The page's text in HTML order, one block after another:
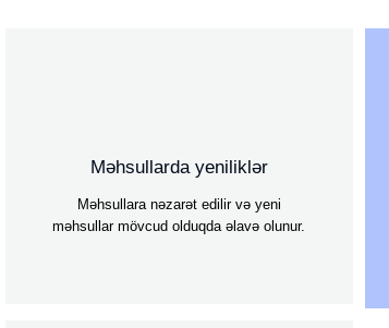
Məhsullarda yeniliklər
Məhsullara nəzarət edilir və yeni
məhsullar mövcud olduqda əlavə olunur.